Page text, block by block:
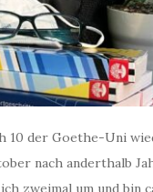
10 der Goethe-Uni
nach anderthalb
zweimal um und bin